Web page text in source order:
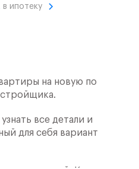
в ипотеку
на новую по
все детали и
для себя вариант